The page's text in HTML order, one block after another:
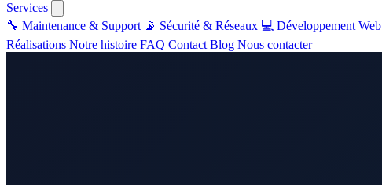
Services
🔧 Maintenance & Support 📡 Sécurité & Réseaux 💻 Développement Web
Réalisations Notre histoire FAQ Contact Blog Nous contacter